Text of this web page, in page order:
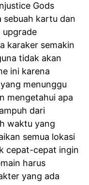
Gods
sebuah kartu dan
upgrade
karaker semakin
tidak akan
ini karena
menunggu
mengetahui apa
dari
waktu yang
semua lokasi
cepat-cepat ingin
harus
yang ada